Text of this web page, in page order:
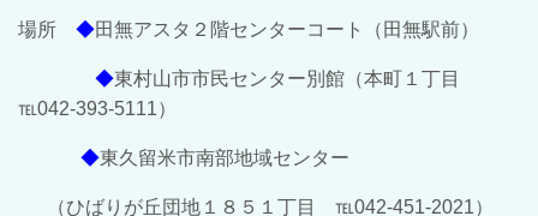
場所 ◆田無アスタ２階センターコート（田無駅前）
◆東村山市市民センター別館（本町１丁目
℡042-393-5111）
◆東久留米市南部地域センター
（ひばりが丘団地１８５１丁目 ℡042-451-2021）